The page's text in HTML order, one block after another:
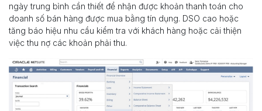
ngày trung bình cần thiết để nhận được khoản thanh toán cho
doanh số bán hàng được mua bằng tín dụng. DSO cao hoặc
tăng báo hiệu nhu cầu kiểm tra với khách hàng hoặc cải thiện
việc thu nợ các khoản phải thu.